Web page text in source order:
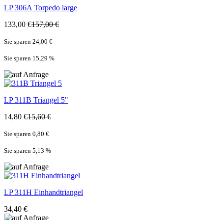
LP306A Torpedo large
133,00 €157,00 €
Sie sparen 24,00 €
Sie sparen 15,29 %
LP311B Triangel 5"
14,80 €15,60 €
Sie sparen 0,80 €
Sie sparen 5,13 %
LP311H Einhandtriangel
34,40 €